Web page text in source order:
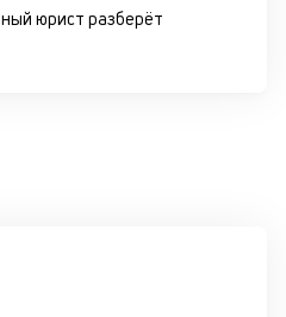
юрист разберёт